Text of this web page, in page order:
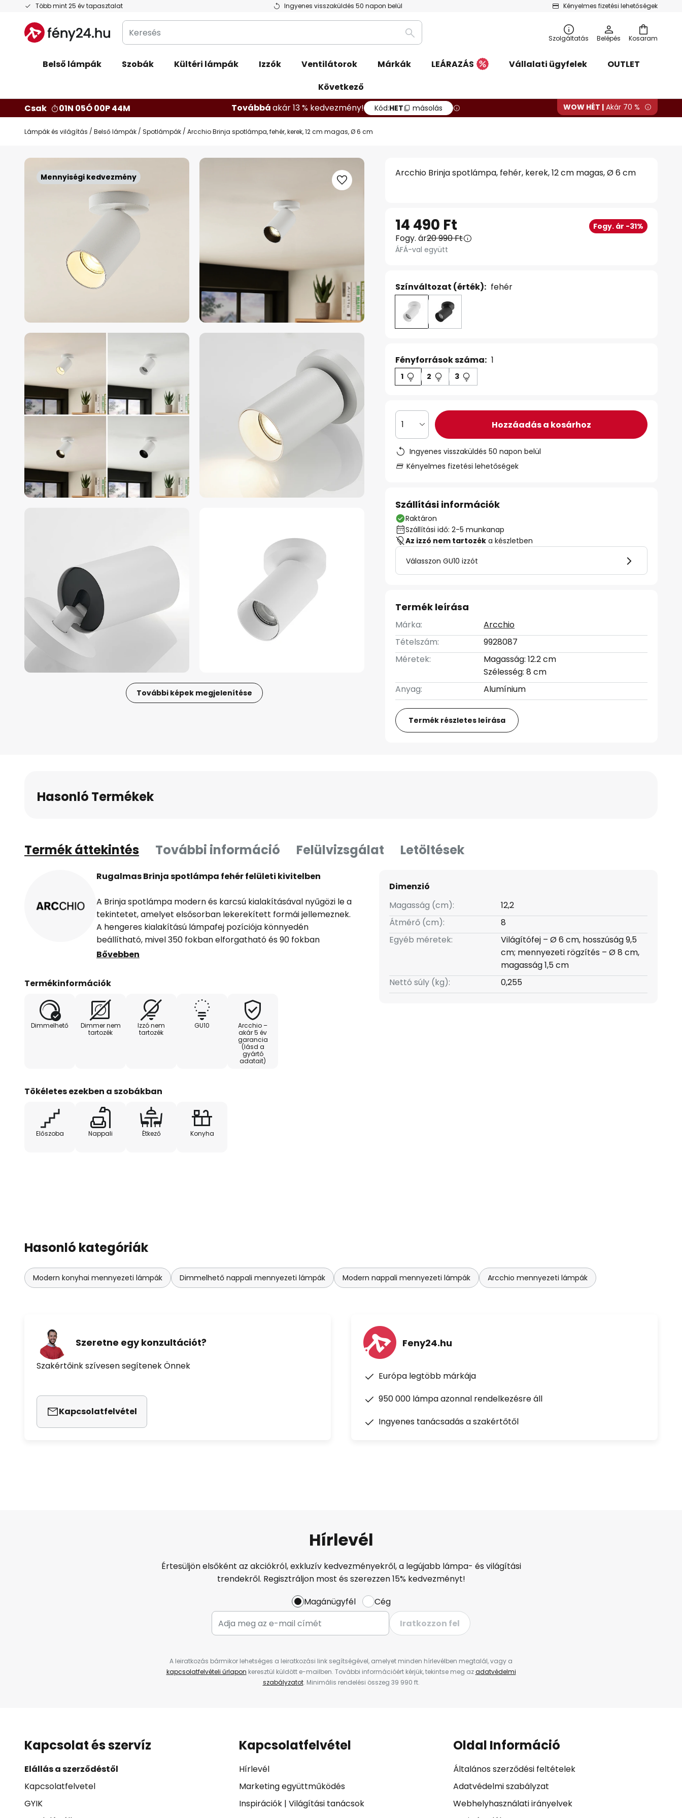
Több mint 25 év tapasztalat Ingyenes visszaküldés 50 napon belül Kényelmes fizetési lehetőségek
Ugrás
tartalomhoz
Kosaram
Keresés
Keresés
Szolgáltatás Belépés
Belső lámpák Szobák Kültéri lámpák Izzók Ventilátorok Márkák LEÁRAZÁS Vállalati ügyfelek
OUTLET
Következő
Csak
01N 05Ó 00P 43M Továbbáakár 13 % kedvezmény! Kód:HET másolás WOW HÉT | Akár 70 %
Lámpák és világítás Belső lámpák Spotlámpák Arcchio Brinja spotlámpa, fehér, kerek, 12 cm magas, Ø 6 cm
Mennyiségi kedvezmény
Ugrás
További képek megjelenítése
Arcchio Brinja spotlámpa, fehér, kerek, 12 cm magas, Ø 6 cm
14 490 Ft Fogy. ár -31%
Fogy. ár20 990 Ft
ÁFÁ-val együtt
Színváltozat (érték): fehér
Fényforrások száma: 1
1 2 3
1 Hozzáadás a kosárhoz
Ingyenes visszaküldés 50 napon belül
Kényelmes fizetési lehetőségek
Szállítási információk
Raktáron
Szállítási idő: 2-5 munkanap
Az izzó nem tartozék a készletben
Válasszon GU10 izzót
Termék leírása
Márka:
Arcchio
Tételszám:
9928087
Méretek:
Magasság: 12.2 cm
Szélesség: 8 cm
Anyag:
Alumínium
Termék részletes leírása
Hasonló Termékek
Termék áttekintés További információ Felülvizsgálat Letöltések
Rugalmas Brinja spotlámpa fehér felületi kivitelben
A Brinja spotlámpa modern és karcsú kialakításával nyűgözi le a
tekintetet, amelyet elsősorban lekerekített formái jellemeznek.
A hengeres kialakítású lámpafej pozíciója könnyedén
beállítható, mivel 350 fokban elforgatható és 90 fokban
dönthető. A szett tartalmaz egy fehér és egy fekete díszgyűrűt
vizuálisan szinte minden berendezéshez illeszkedik. Ez az
egyszerű elegancia mind otthoni, mind ipari környezetben
használható.
Bővebben
Termékinformációk
Dimmelhető
Dimmer nem
tartozék
Izzó nem
tartozék
GU10
Arcchio –
akár 5 év
garancia
(lásd a
gyártó
adatait)
Tökéletes ezekben a szobákban
Előszoba Nappali Étkező Konyha
Dimenzió
Magasság (cm):
12,2
Átmérő (cm):
8
Egyéb méretek:
Világítófej – Ø 6 cm, hosszúság 9,5
cm; mennyezeti rögzítés – Ø 8 cm,
magasság 1,5 cm
Nettó súly (kg):
0,255
Hasonló kategóriák
Modern konyhai mennyezeti lámpák Dimmelhető nappali mennyezeti lámpák Modern nappali mennyezeti lámpák Arcchio mennyezeti lámpák
Szeretne egy konzultációt?
Szakértőink szívesen segítenek Önnek
Kapcsolatfelvétel
Feny24.hu
Európa legtöbb márkája
950 000 lámpa azonnal rendelkezésre áll
Ingyenes tanácsadás a szakértőtől
Hírlevél
Értesüljön elsőként az akciókról, exkluzív kedvezményekről, a legújabb lámpa- és világítási
trendekről. Regisztráljon most és szerezzen 15% kedvezményt!
Magánügyfél
Cég
Iratkozzon fel
A leiratkozás bármikor lehetséges a leiratkozási link segítségével, amelyet minden hírlevélben megtalál, vagy a
kapcsolatfelvételi űrlapon keresztül küldött e-mailben. További információért kérjük, tekintse meg azadatvédelmi
szabályzatot. Minimális rendelési összeg 39 990 ft.
Kapcsolat és szervíz
Elállás a szerződéstől
Kapcsolatfelvetel
GYIK
Kapcsolatfelvétel
Hírlevél
Marketing együttműködés
Inspirációk| Világítási tanácsok
Oldal Információ
Általános szerződési feltételek
Adatvédelmi szabályzat
Webhelyhasználati irányelvek